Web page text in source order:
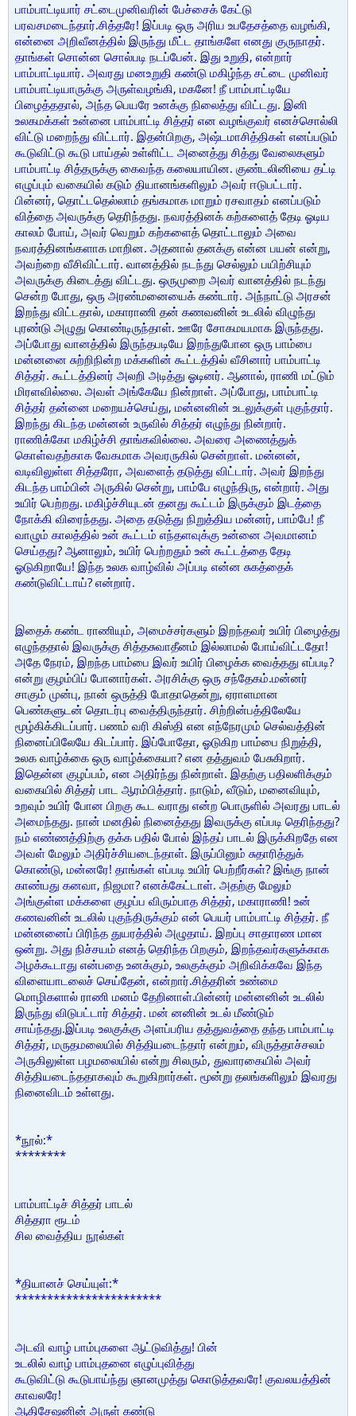
பாம்பாட்டியார் சட்டைமுனிவரின் பேச்சைக் கேட்டு
பரவசமடைந்தார்.சித்தரே! இப்படி ஒரு அரிய உபதேசத்தை வழங்கி,
என்னை அறிவீனத்தில் இருந்து மீட்ட தாங்களே எனது குருநாதர்.
தாங்கள் சொன்ன சொல்படி நடப்பேன். இது உறுதி, என்றார்
பாம்பாட்டியார். அவரது மனஉறுதி கண்டு மகிழ்ந்த சட்டை முனிவர்
பாம்பாட்டியாருக்கு அருள்வழங்கி, மகனே! நீ பாம்பாட்டியே
பிழைத்ததால், அந்த பெயரே உனக்கு நிலைத்து விட்டது. இனி
உலகமக்கள் உன்னை பாம்பாட்டி சித்தர் என வழங்குவர் எனச்சொல்லி
விட்டு மறைந்து விட்டார். இதன்பிறகு, அஷ்டமாசித்திகள் எனப்படும்
கூடுவிட்டு கூடு பாய்தல் உள்ளிட்ட அனைத்து சித்து வேலைகளும்
பாம்பாட்டி சித்தருக்கு கைவந்த கலையாயின. குண்டலினியை தட்டி
எழுப்பும் வகையில் கடும் தியானங்களிலும் அவர் ஈடுபட்டார்.
பின்னர், தொட்டதெல்லாம் தங்கமாக மாறும் ரசவாதம் எனப்படும்
வித்தை அவருக்கு தெரிந்தது. நவரத்தினக் கற்களைத் தேடி ஓடிய
காலம் போய், அவர் வெறும் கற்களைத் தொட்டாலும் அவை
நவரத்தினங்களாக மாறின. அதனால் தனக்கு என்ன பயன் என்று,
அவற்றை வீசிவிட்டார். வானத்தில் நடந்து செல்லும் பயிற்சியும்
அவருக்கு கிடைத்து விட்டது. ஒருமுறை அவர் வானத்தில் நடந்து
சென்ற போது, ஒரு அரண்மனையைக் கண்டார். அந்நாட்டு அரசன்
இறந்து விட்டதால், மகாராணி தன் கணவனின் உடலில் விழுந்து
புரண்டு அழுது கொண்டிருந்தாள். ஊரே சோகமயமாக இருந்தது.
அப்போது வானத்தில் இருந்தபடியே இறந்துபோன ஒரு பாம்பை
மன்னனை சுற்றிநின்ற மக்களின் கூட்டத்தில் வீசினார் பாம்பாட்டி
சித்தர். கூட்டத்தினர் அலறி அடித்து ஓடினர். ஆனால், ராணி மட்டும்
மிரளவில்லை. அவள் அங்கேயே நின்றாள். அப்போது, பாம்பாட்டி
சித்தர் தன்னை மறையச்செய்து, மன்னனின் உடலுக்குள் புகுந்தார்.
இறந்து கிடந்த மன்னன் உருவில் சித்தர் எழுந்து நின்றார்.
ராணிக்கோ மகிழ்ச்சி தாங்கவில்லை. அவரை அணைத்துக்
கொள்வதற்காக வேகமாக அவரருகில் சென்றாள். மன்னன்,
வடிவிலுள்ள சித்தரோ, அவளைத் தடுத்து விட்டார். அவர் இறந்து
கிடந்த பாம்பின் அருகில் சென்று, பாம்பே எழுந்திரு, என்றார். அது
உயிர் பெற்றது. மகிழ்ச்சியுடன் தனது கூட்டம் இருக்கும் இடத்தை
நோக்கி விரைந்தது. அதை தடுத்து நிறுத்திய மன்னர், பாம்பே! நீ
வாழும் காலத்தில் உன் கூட்டம் எந்தளவுக்கு உன்னை அவமானம்
செய்தது? ஆனாலும், உயிர் பெற்றதும் உன் கூட்டத்தை தேடி
ஓடுகிறாயே! இந்த உலக வாழ்வில் அப்படி என்ன சுகத்தைக்
கண்டுவிட்டாய்? என்றார்.
இதைக் கண்ட ராணியும், அமைச்சர்களும் இறந்தவர் உயிர் பிழைத்து
எழுந்ததால் இவருக்கு சித்தசுவாதீனம் இல்லாமல் போய்விட்டதோ!
அதே நேரம், இறந்த பாம்பை இவர் உயிர் பிழைக்க வைத்தது எப்படி?
என்று குழம்பிப் போனார்கள். அரசிக்கு ஒரு சந்தேகம்.மன்னர்
சாகும் முன்பு, நான் ஒருத்தி போதாதென்று, ஏராளமான
பெண்களுடன் தொடர்பு வைத்திருந்தார். சிற்றின்பத்திலேயே
மூழ்கிக்கிடப்பார். பணம் வரி கிஸ்தி என எந்நேரமும் செல்வத்தின்
நினைப்பிலேயே கிடப்பார். இப்போதோ, ஓடுகிற பாம்பை நிறுத்தி,
உலக வாழ்க்கை ஒரு வாழ்க்கையா? என தத்துவம் பேசுகிறார்.
இதென்ன குழப்பம், என அதிர்ந்து நின்றாள். இதற்கு பதிலளிக்கும்
வகையில் சித்தர் பாட ஆரம்பித்தார். நாடும், வீடும், மனைவியும்,
உறவும் உயிர் போன பிறகு கூட வராது என்ற பொருளில் அவரது பாடல்
அமைந்தது. நான் மனதில் நினைத்தது இவருக்கு எப்படி தெரிந்தது?
நம் எண்ணத்திற்கு தக்க பதில் போல் இந்தப் பாடல் இருக்கிறதே என
அவள் மேலும் அதிர்ச்சியடைந்தாள். இருப்பினும் சுதாரித்துக்
கொண்டு, மன்னரே! தாங்கள் எப்படி உயிர் பெற்றீர்கள்? இங்கு நான்
காண்பது கனவா, நிஜமா? எனக்கேட்டாள். அதற்கு மேலும்
அங்குள்ள மக்களை குழப்ப விரும்பாத சித்தர், மகாராணி! உன்
கணவனின் உடலில் புகுந்திருக்கும் என் பெயர் பாம்பாட்டி சித்தர். நீ
மன்னனைப் பிரிந்த துயரத்தில் அழுதாய். இறப்பு சாதாரண மான
ஒன்று. அது நிச்சயம் எனத் தெரிந்த பிறகும், இறந்தவர்களுக்காக
அழக்கூடாது என்பதை உனக்கும், உலகுக்கும் அறிவிக்கவே இந்த
விளையாடலைச் செய்தேன், என்றார்.சித்தரின் உண்மை
மொழிகளால் ராணி மனம் தேறினாள்.பின்னர் மன்னனின் உடலில்
இருந்து விடுபட்டார் சித்தர். மன் னனின் உடல் மீண்டும்
சாய்ந்தது.இப்படி உலகுக்கு அளப்பரிய தத்துவத்தை தந்த பாம்பாட்டி
சித்தர், மருதமலையில் சித்தியடைந்தார் என்றும், விருத்தாச்சலம்
அருகிலுள்ள பழமலையில் என்று சிலரும், துவாரகையில் அவர்
சித்தியடைந்ததாகவும் கூறுகிறார்கள். மூன்று தலங்களிலும் இவரது
நினைவிடம் உள்ளது.
*நூல்:*
********
பாம்பாட்டிச் சித்தர் பாடல்
சித்தரா ரூடம்
சில வைத்திய நூல்கள்
*தியானச் செய்யுள்:*
***********************
அடவி வாழ் பாம்புகளை ஆட்டுவித்து! பின்
உடலில் வாழ் பாம்புதனை எழுப்புவித்து
கூடுவிட்டு கூடுபாய்ந்து ஞானமுத்து கொடுத்தவரே! குவலயத்தின்
காவலரே!
ஆதிசேஷனின் அருள் கண்டு